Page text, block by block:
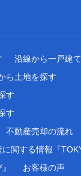
沿線から一戸建
ら土地を探す
す
す
不動産売却の流れ
関する情報『
お客様の声